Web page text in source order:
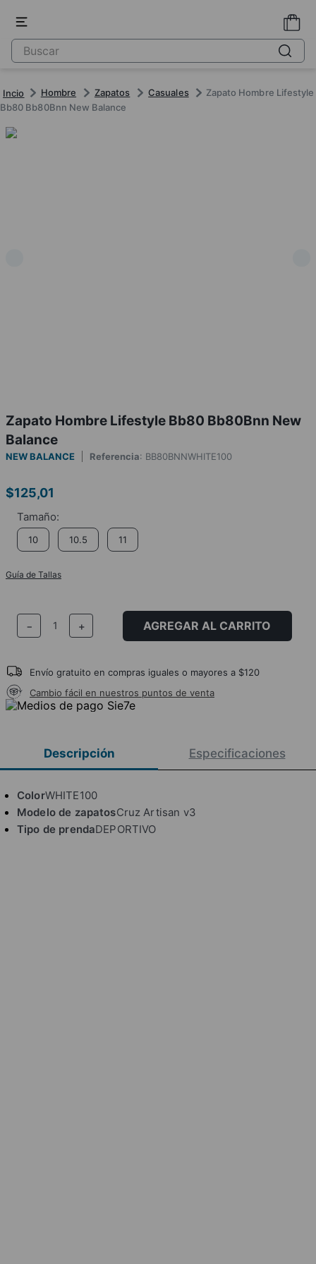
Hombre Zapatos Casuales
Zapato Hombre Lifestyle
Bb80 Bb80Bnn New Balance
Zapato Hombre Lifestyle Bb80 Bb80Bnn New
Balance
NEW BALANCE Referencia: BB80BNNWHITE100
$125,01
10 10.5 11
Guía de Tallas
＋
－ AGREGAR AL CARRITO
Envío gratuito en compras iguales o mayores a $120
Cambio fácil en nuestros puntos de venta
Descripción Especificaciones
ColorWHITE100
Modelo de zapatosCruz Artisan v3
Tipo de prendaDEPORTIVO